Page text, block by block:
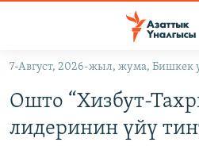
Навигацияга
өтүңүз
салыңызКЫРГЫЗСТАН
ДҮЙНӨ
7-Август, 2026-жыл, жума, Бишкек
Ошто “Хизбут-
лидеринин үйү